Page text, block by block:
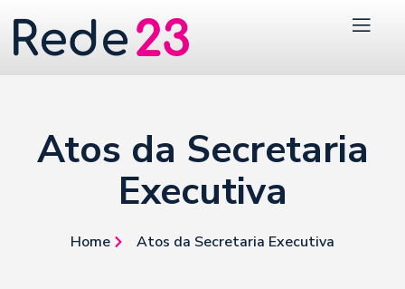
Atos da Secretaria
Executiva
Home Atos da Secretaria Executiva